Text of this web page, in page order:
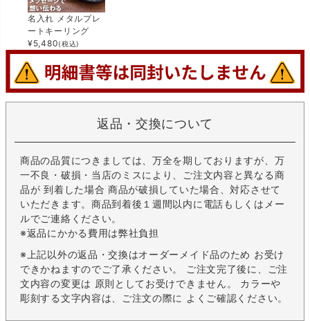
名入れ メタルプレ
ートキーリング
¥5,480(税込)
返品・交換について
商品の品質につきましては、万全を期しておりますが、万
一不良・破損・当店のミスにより、ご注文内容と異なる商
品が 到着した場合 商品が破損していた場合、対応させて
いただきます。商品到着後１週間以内に電話もしくはメー
ルでご連絡ください。
※返品にかかる費用は弊社負担
※上記以外の返品・交換はオーダーメイド品のため お受け
できかねますのでご了承ください。 ご注文完了後に、ご注
文内容の変更は 原則としてお受けできません。 カラーや
彫刻する文字内容は、ご注文の際に よくご確認ください。